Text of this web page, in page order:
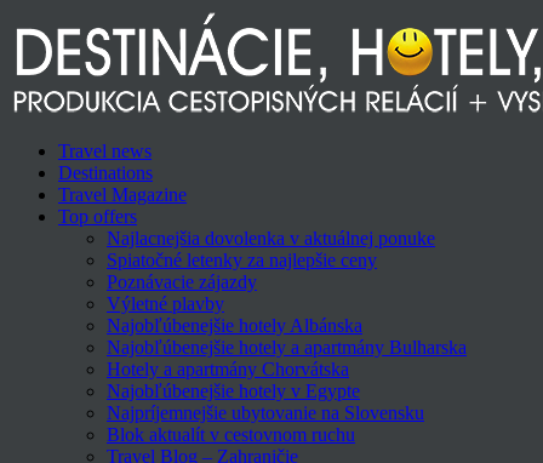
Travel news
Destinations
Travel Magazine
Top offers
Najlacnejšia dovolenka v aktuálnej ponuke
Spiatočné letenky za najlepšie ceny
Poznávacie zájazdy
Výletné plavby
Najobľúbenejšie hotely Albánska
Najobľúbenejšie hotely a apartmány Bulharska
Hotely a apartmány Chorvátska
Najobľúbenejšie hotely v Egypte
Najpríjemnejšie ubytovanie na Slovensku
Blok aktualít v cestovnom ruchu
Travel Blog – Zahraničie